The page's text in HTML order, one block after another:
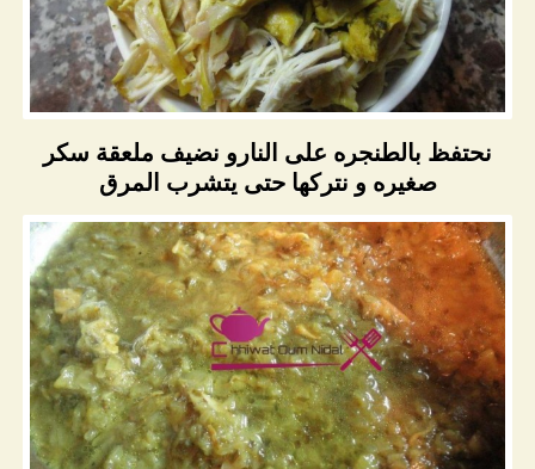
نحتفظ بالطنجره على النارو نضيف ملعقة سكر
صغيره و نتركها حتى يتشرب المرق